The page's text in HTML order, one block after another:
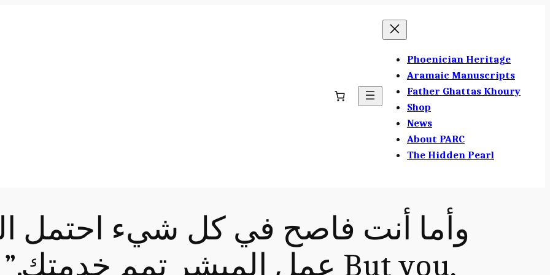
Phoenician Heritage
Aramaic Manuscripts
Father Ghattas Khoury
Shop
News
About PARC
The Hidden Pearl